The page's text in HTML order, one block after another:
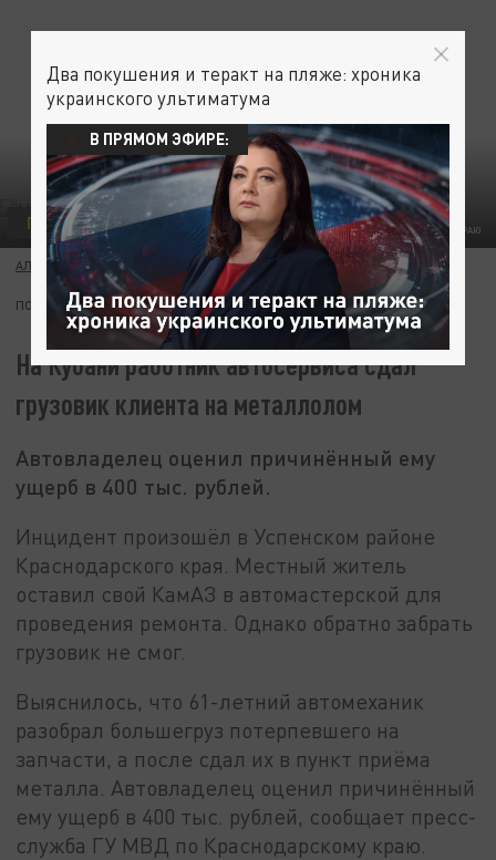
ФОТО: ГУ МВД ПО КРАСНОДАРСКОМУ КРАЮ
ПРОИСШЕСТВИЯ
АЛЕКСАНДРА АВДЕЕВА 22 СЕНТЯБРЯ 13:54
ПОДПИШИТЕСЬ:
На Кубани работник автосервиса сдал
грузовик клиента на металлолом
Автовладелец оценил причинённый ему
ущерб в 400 тыс. рублей.
Инцидент произошёл в Успенском районе
Краснодарского края. Местный житель
оставил свой КамАЗ в автомастерской для
проведения ремонта. Однако обратно забрать
грузовик не смог.
Выяснилось, что 61-летний автомеханик
разобрал большегруз потерпевшего на
запчасти, а после сдал их в пункт приёма
металла. Автовладелец оценил причинённый
ему ущерб в 400 тыс. рублей, сообщает пресс-
служба ГУ МВД по Краснодарскому краю.
Два покушения и теракт на пляже: хроника
украинского ультиматума
В ПРЯМОМ ЭФИРЕ: